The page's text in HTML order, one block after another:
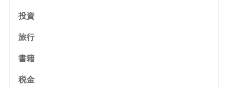
投資
旅行
書籍
税金